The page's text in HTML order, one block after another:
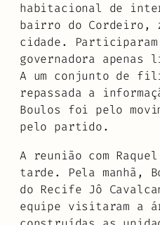
habitacional de
bairro do Cordeiro,
cidade.
governadora apenas
A um conjunto de
repassada a
Boulos foi pelo
pelo partido.
A reunião com
tarde. Pela manhã,
do Recife Jô
equipe visitaram a